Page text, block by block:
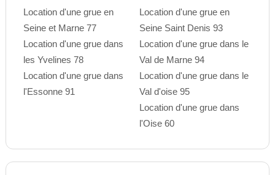
Location d'une grue en
Seine et Marne 77
Location d'une grue dans
les Yvelines 78
Location d'une grue dans
l'Essonne 91
Location d'une grue en
Seine Saint Denis 93
Location d'une grue dans le
Val de Marne 94
Location d'une grue dans le
Val d'oise 95
Location d'une grue dans
l'Oise 60